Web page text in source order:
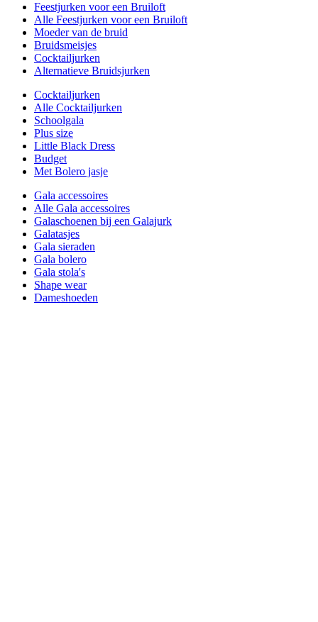
Feestjurken voor een Bruiloft
Alle Feestjurken voor een Bruiloft
Moeder van de bruid
Bruidsmeisjes
Cocktailjurken
Alternatieve Bruidsjurken
Cocktailjurken
Alle Cocktailjurken
Schoolgala
Plus size
Little Black Dress
Budget
Met Bolero jasje
Gala accessoires
Alle Gala accessoires
Galaschoenen bij een Galajurk
Galatasjes
Gala sieraden
Gala bolero
Gala stola's
Shape wear
Dameshoeden